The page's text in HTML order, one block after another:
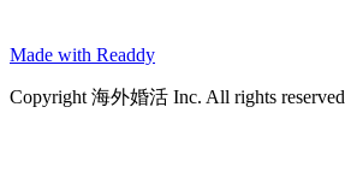
Made with Readdy
Copyright 海外婚活 Inc. All rights reserved